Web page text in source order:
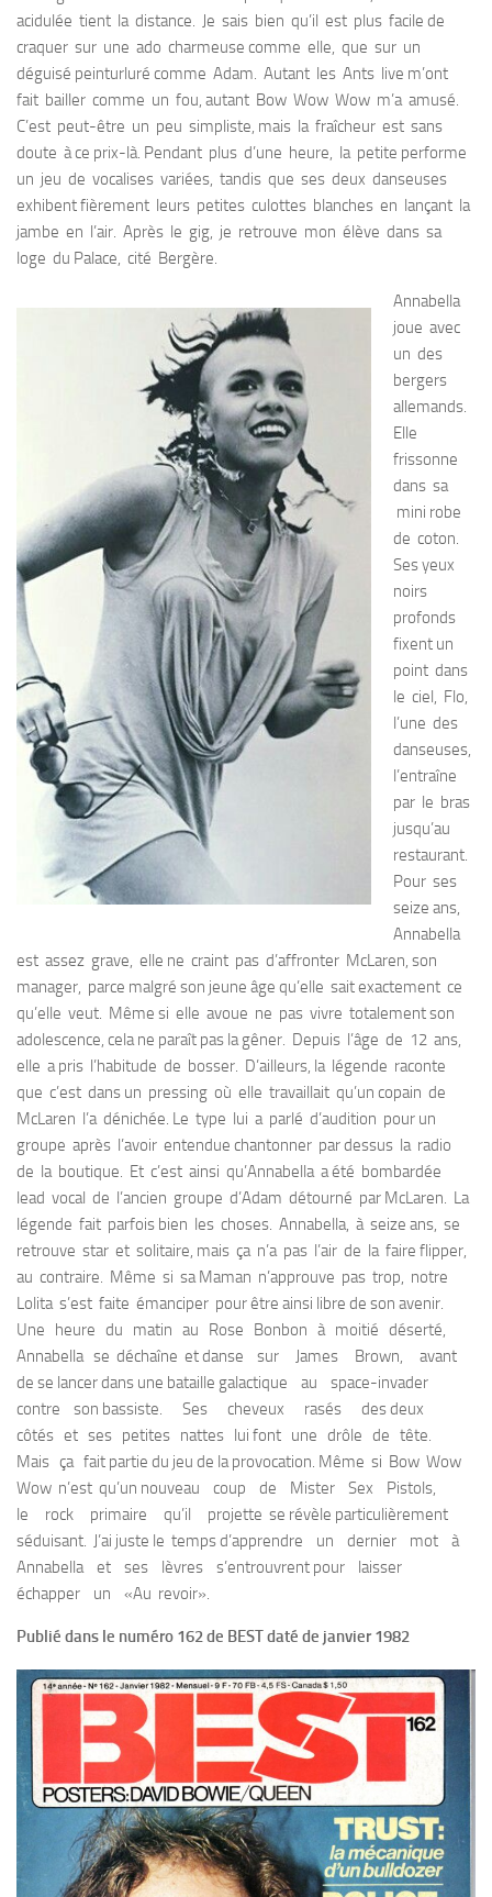
acidulée tient la distance. Je sais bien qu’il est plus facile de
craquer sur une ado charmeuse comme elle, que sur un
déguisé peinturluré comme Adam. Autant les Ants live m’ont
fait bailler comme un fou, autant Bow Wow Wow m’a amusé.
C’est peut-être un peu simpliste, mais la fraîcheur est sans
doute à ce prix-là. Pendant plus d’une heure, la petite performe
un jeu de vocalises variées, tandis que ses deux danseuses
exhibent fièrement leurs petites culottes blanches en lançant la
jambe en l’air. Après le gig, je retrouve mon élève dans sa
loge du Palace, cité Bergère.
Annabella
joue avec
un des
bergers
allemands.
Elle
frissonne
dans sa
mini­ robe
de coton.
Ses yeux
noirs
profonds
fixent un
point dans
le ciel, Flo,
l’une des
danseuses,
l’entraîne
par le bras
jusqu’au
restaurant.
Pour ses
seize ans,
Annabella
est assez grave, elle ne craint pas d’affronter McLaren, son
manager, parce malgré son jeune âge qu’elle sait exactement ce
qu’elle veut. Même si elle avoue ne pas vivre totalement son
adolescence, cela ne paraît pas la gêner. Depuis l’âge de 12 ans,
elle a pris l’habitude de bosser. D’ailleurs, la légende raconte
que c’est dans un pressing où elle travaillait qu’un copain de
McLaren l’a dénichée. Le type lui a parlé d’audition pour un
groupe après l’avoir entendue chantonner par dessus la radio
de la boutique. Et c’est ainsi qu’Annabella a été bombardée
lead vocal de l’ancien groupe d’Adam détourné par McLaren. La
légende fait parfois bien les choses. Annabella, à seize ans, se
retrouve star et solitaire, mais ça n’a pas l’air de la faire flipper,
au contraire. Même si sa Maman n’approuve pas trop, notre
Lolita s’est faite émanciper pour être ainsi libre de son avenir.
Une heure du matin au Rose Bonbon à moitié déserté,
Annabella se déchaîne et danse sur James Brown, avant
de se lancer dans une bataille galactique au space-invader
contre son bassiste. Ses cheveux rasés des deux
côtés et ses petites nattes lui font une drôle de tête.
Mais ça fait partie du jeu de la provocation. Même si Bow Wow
Wow n’est qu’un nouveau coup de Mister Sex Pistols,
le rock primaire qu’il projette se révèle particulièrement
séduisant. J’ai juste le temps d’apprendre un dernier mot à
Annabella et ses lèvres s’entrouvrent pour laisser
échapper un «Au revoir».
Publié dans le numéro 162 de BEST daté de janvier 1982